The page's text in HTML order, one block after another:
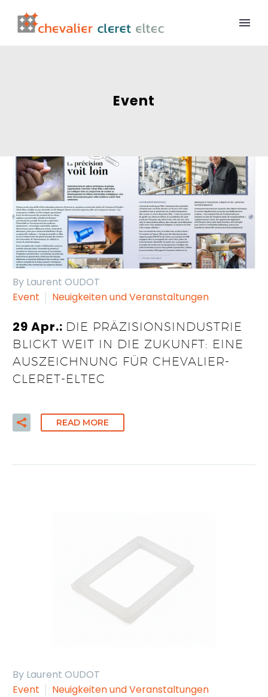
Event
By Laurent OUDOT
Event
Neuigkeiten und Veranstaltungen
29 Apr.: DIE PRÄZISIONSINDUSTRIE
BLICKT WEIT IN DIE ZUKUNFT: EINE
AUSZEICHNUNG FÜR CHEVALIER-
CLERET-ELTEC
READ MORE
By Laurent OUDOT
Event
Neuigkeiten und Veranstaltungen